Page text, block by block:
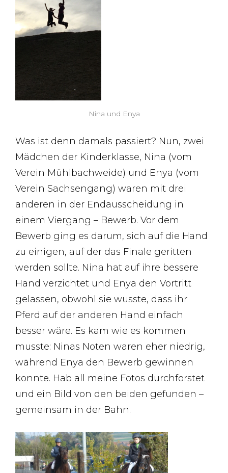
Nina und Enya
Was ist denn damals passiert? Nun, zwei
Mädchen der Kinderklasse, Nina (vom
Verein Mühlbachweide) und Enya (vom
Verein Sachsengang) waren mit drei
anderen in der Endausscheidung in
einem Viergang – Bewerb. Vor dem
Bewerb ging es darum, sich auf die Hand
zu einigen, auf der das Finale geritten
werden sollte. Nina hat auf ihre bessere
Hand verzichtet und Enya den Vortritt
gelassen, obwohl sie wusste, dass ihr
Pferd auf der anderen Hand einfach
besser wäre. Es kam wie es kommen
musste: Ninas Noten waren eher niedrig,
während Enya den Bewerb gewinnen
konnte. Hab all meine Fotos durchforstet
und ein Bild von den beiden gefunden –
gemeinsam in der Bahn.